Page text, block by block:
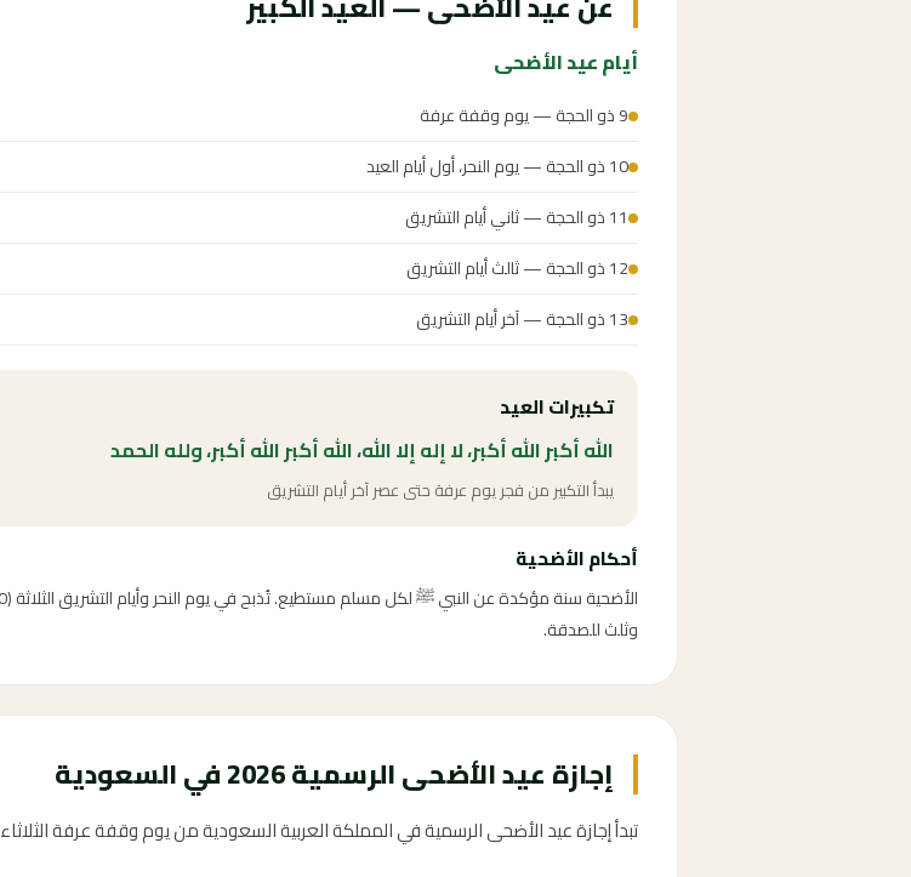
أيام عيد الأضحى
9 ذو الحجة — يوم وقفة عرفة
10 ذو الحجة — يوم النحر، أول أيام العيد
11 ذو الحجة — ثاني أيام التشريق
12 ذو الحجة — ثالث أيام التشريق
13 ذو الحجة — آخر أيام التشريق
تكبيرات العيد
الله أكبر الله أكبر، لا إله إلا الله، الله أكبر الله أكبر، ولله الحمد
يبدأ التكبير من فجر يوم عرفة حتى عصر آخر أيام التشريق
أحكام الأضحية
وثلث للصدقة.
إجازة عيد الأضحى الرسمية 2026 في السعودية
تبدأ إجازة عيد الأضحى الرسمية في المملكة العربية السعودية من يوم وقفة عرفة الثلاثاء 26 مايو 2026 وتمتد حتى السبت 30 مايو 2026.